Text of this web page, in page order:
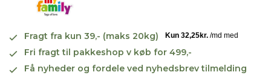
Fragt fra kun 39,- (maks 20kg)
Fri fragt til pakkeshop v køb for 499,-
Få nyheder og fordele ved nyhedsbrev tilmelding